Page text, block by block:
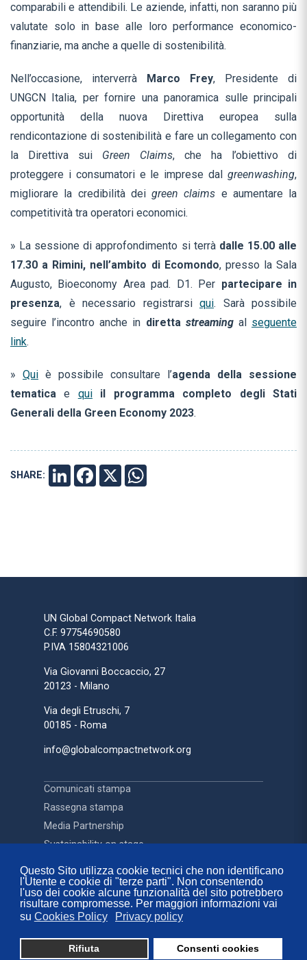
Questo Sito utilizza cookie tecnici che non identificano
l'Utente e cookie di "terze parti". Non consentendo
l'uso dei cookie alcune funzionalità del sito potrebbero
risultare compromesse. Per maggiori informazioni vai
su Cookies Policy Privacy policy
Rifiuta Consenti cookies
comparabili e attendibili. Le aziende, infatti, non saranno più
valutate solo in base alle loro performance economico-
finanziarie, ma anche a quelle di sostenibilità.
Nell’occasione, interverrà Marco Frey, Presidente di
UNGCN Italia, per fornire una panoramica sulle principali
opportunità della nuova Direttiva europea sulla
rendicontazione di sostenibilità e fare un collegamento con
la Direttiva sui Green Claims, che ha l’obiettivo di
proteggere i consumatori e le imprese dal greenwashing,
migliorare la credibilità dei green claims e aumentare la
competitività tra operatori economici.
» La sessione di approfondimento si terrà dalle 15.00 alle
17.30 a Rimini, nell’ambito di Ecomondo, presso la Sala
Augusto, Bioeconomy Area pad. D1. Per partecipare in
presenza, è necessario registrarsi qui. Sarà possibile
seguire l’incontro anche in diretta streamingal seguente
link.
» Qui è possibile consultare l’agenda della sessione
tematicae quiil programma completo degli Stati
Generali della Green Economy 2023.
SHARE: LINKEDINFACEBOOK
X
UN Global Compact Network Italia
C.F. 97754690580
P.IVA 15804321006
Via Giovanni Boccaccio, 27
20123 - Milano
Via degli Etruschi, 7
00185 - Roma
info@globalcompactnetwork.org
Comunicati stampa
Rassegna stampa
Media Partnership
Sustainability on stage
Contatti
FAQ
Privacy Policy
Cookies Policy